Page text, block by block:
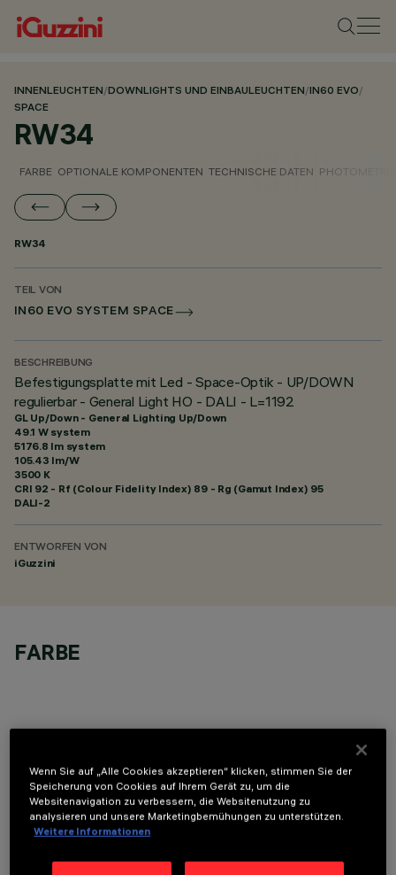
INNENLEUCHTEN/DOWNLIGHTS UND EINBAULEUCHTEN/IN60 EVO/
SPACE
RW34
FARBE OPTIONALE KOMPONENTEN TECHNISCHE DATEN
RW34
TEIL VON
IN60 EVO SYSTEM SPACE
BESCHREIBUNG
Befestigungsplatte mit Led - Space-Optik - UP/DOWN
regulierbar - General Light HO - DALI - L=1192
GL Up/Down - General Lighting Up/Down
49.1 W system
5176.8 lm system
105.43 lm/W
3500 K
CRI 92 - Rf (Colour Fidelity Index) 89 - Rg (Gamut Index) 95
DALI-2
ENTWORFEN VON
iGuzzini
FARBE
OPTIONALE KOMPONENTEN
Wenn Sie auf „Alle Cookies akzeptieren“ klicken, stimmen Sie der
Speicherung von Cookies auf Ihrem Gerät zu, um die
Websitenavigation zu verbessern, die Websitenutzung zu
analysieren und unsere Marketingbemühungen zu unterstützen.
Weitere Informationen